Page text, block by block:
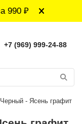
990 ₽
+7 (969) 999-24-88
- Ясень графит